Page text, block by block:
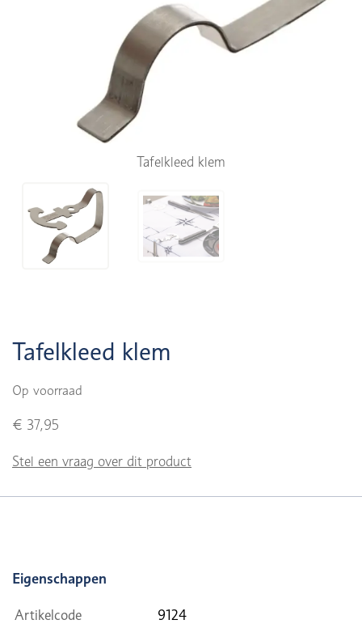
Tafelkleed klem
Tafelkleed klem
Op voorraad
€ 37,95
Stel een vraag over dit product
Eigenschappen
Artikelcode 9124